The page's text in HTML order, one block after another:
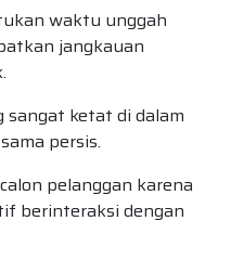
waktu unggah
jangkauan
sangat ketat di dalam
persis.
pelanggan karena
berinteraksi dengan